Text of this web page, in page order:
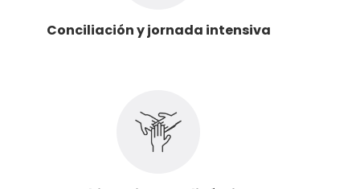
Conciliación y jornada intensiva